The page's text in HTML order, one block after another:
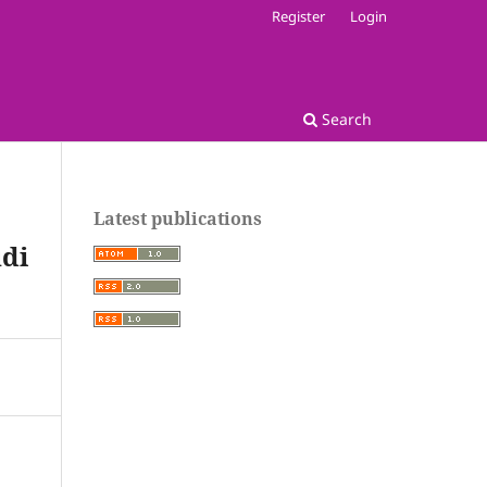
Search
Register Login
Latest publications